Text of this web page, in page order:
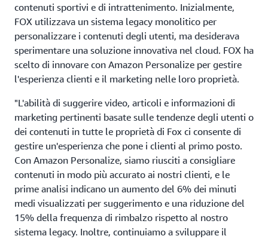
contenuti sportivi e di intrattenimento. Inizialmente,
FOX utilizzava un sistema legacy monolitico per
personalizzare i contenuti degli utenti, ma desiderava
sperimentare una soluzione innovativa nel cloud. FOX ha
scelto di innovare con Amazon Personalize per gestire
l'esperienza clienti e il marketing nelle loro proprietà.
"L'abilità di suggerire video, articoli e informazioni di
marketing pertinenti basate sulle tendenze degli utenti o
dei contenuti in tutte le proprietà di Fox ci consente di
gestire un'esperienza che pone i clienti al primo posto.
Con Amazon Personalize, siamo riusciti a consigliare
contenuti in modo più accurato ai nostri clienti, e le
prime analisi indicano un aumento del 6% dei minuti
medi visualizzati per suggerimento e una riduzione del
15% della frequenza di rimbalzo rispetto al nostro
sistema legacy. Inoltre, continuiamo a sviluppare il